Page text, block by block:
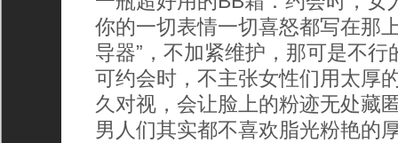
你的一切表情一切喜怒都写在那
导器”，不加紧维护，那可是不
可约会时，不主张女性们用太厚
久对视，会让脸上的粉迹无处藏
男人们其实都不喜欢脂光粉艳的